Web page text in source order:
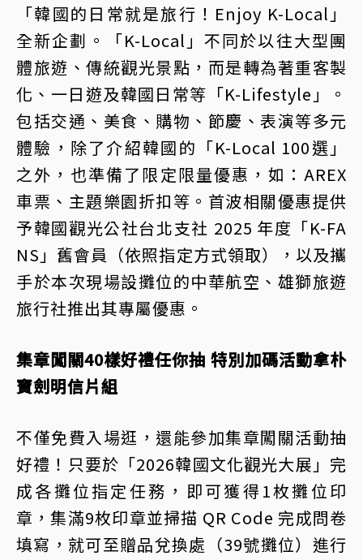
「韓國的日常就是旅行！Enjoy K-Local」
全新企劃。「K-Local」不同於以往大型團
體旅遊、傳統觀光景點，而是轉為著重客製
化、一日遊及韓國日常等「K-Lifestyle」。
包括交通、美食、購物、節慶、表演等多元
體驗，除了介紹韓國的「K-Local 100選」
之外，也準備了限定限量優惠，如：AREX
車票、主題樂園折扣等。首波相關優惠提供
予韓國觀光公社台北支社 2025 年度「K-FA
NS」舊會員（依照指定方式領取），以及攜
手於本次現場設攤位的中華航空、雄獅旅遊
旅行社推出其專屬優惠。
集章闖關40樣好禮任你抽 特別加碼活動拿朴
寶劍明信片組
不僅免費入場逛，還能參加集章闖關活動抽
好禮！只要於「2026韓國文化觀光大展」完
成各攤位指定任務，即可獲得1枚攤位印
章，集滿9枚印章並掃描 QR Code 完成問卷
填寫，就可至贈品兌換處（39號攤位）進行